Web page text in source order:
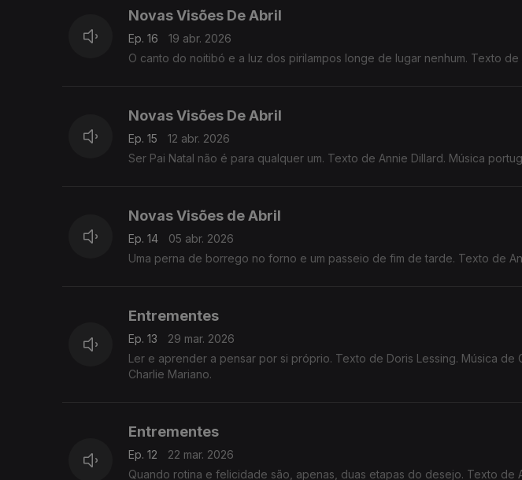
Novas Visões De Abril
Ep. 16
19 abr. 2026
O canto do noitibó e a luz dos pirilampos longe de lugar nenhum. Texto de
Novas Visões De Abril
Ep. 15
12 abr. 2026
Ser Pai Natal não é para qualquer um. Texto de Annie Dillard. Música
Novas Visões de Abril
Ep. 14
05 abr. 2026
Uma perna de borrego no forno e um passeio de fim de tarde. Texto de
Entrementes
Ep. 13
29 mar. 2026
Ler e aprender a pensar por si próprio. Texto de Doris Lessing. Música de
Charlie Mariano.
Entrementes
Ep. 12
22 mar. 2026
Quando rotina e felicidade são, apenas, duas etapas do desejo. Texto de